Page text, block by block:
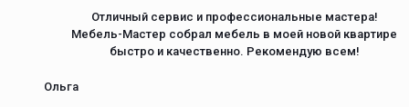
Отличный сервис и профессиональные мастера!
Мебель-Мастер собрал мебель в моей новой квартире
быстро и качественно. Рекомендую всем!
Ольга